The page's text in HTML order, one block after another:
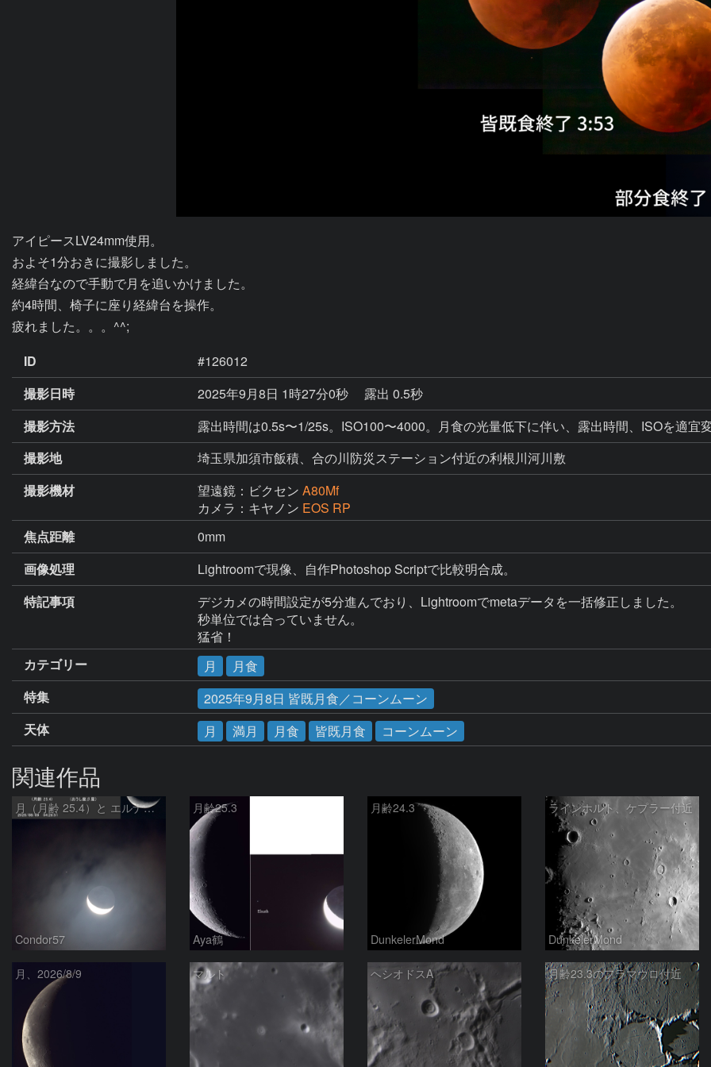
アイピースLV24mm使用。
およそ1分おきに撮影しました。
経緯台なので手動で月を追いかけました。
約4時間、椅子に座り経緯台を操作。
ID
#126012
撮影日時
2025年9月8日 1時27分0秒
露出 0.5秒
撮影方法
露出時間は0.5s〜1/25s。ISO100〜4000。月食の光量低下に伴い、露出時間、ISOを適宜
撮影地
埼玉県加須市飯積、合の川防災ステーション付近の利根川河川敷
撮影機材
望遠鏡：ビクセン A80Mf
カメラ：キヤノン EOS RP
焦点距離
0mm
画像処理
Lightroomで現像、自作Photoshop Scriptで比較明合成。
特記事項
デジカメの時間設定が5分進んでおり、Lightroomでmetaデータを一括修正しました。
秒単位では合っていません。
猛省！
カテゴリー
月
月食
特集
2025年9月8日 皆既月食／コーンムーン
天体
月 満月 月食 皆既月食 コーンムーン
関連作品
月（月齢 25.4）と エルナト（おうし座β星）
Condor57
月齢25.3
Aya鶴
月齢24.3
DunkelerMond
ラインホルト、ケプラー付近
DunkelerMond
月、2026/8/9 マルト ヘシオドスA 月齢23.3のフラマウロ付近